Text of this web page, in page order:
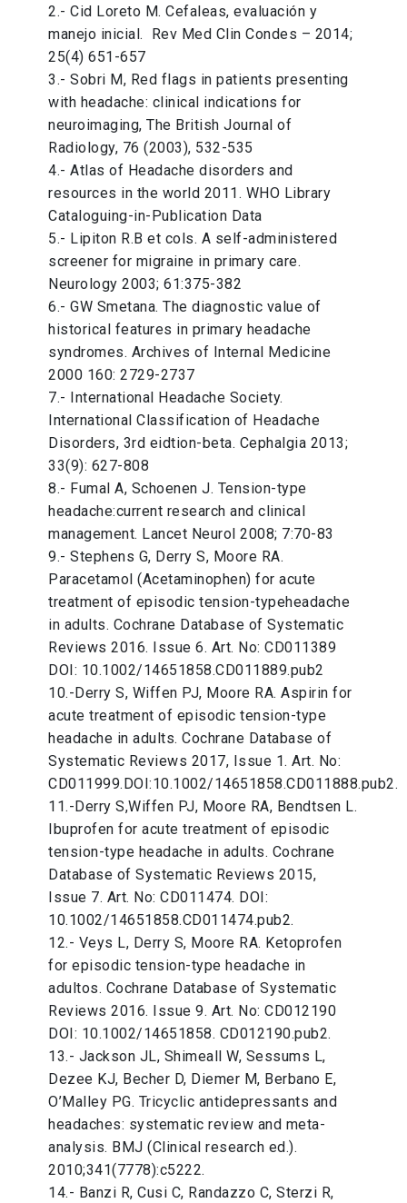
2.- Cid Loreto M. Cefaleas, evaluación y
manejo inicial. Rev Med Clin Condes – 2014;
25(4) 651-657
3.- Sobri M, Red flags in patients presenting
with headache: clinical indications for
neuroimaging, The British Journal of
Radiology, 76 (2003), 532-535
4.- Atlas of Headache disorders and
resources in the world 2011. WHO Library
Cataloguing-in-Publication Data
5.- Lipiton R.B et cols. A self-administered
screener for migraine in primary care.
Neurology 2003; 61:375-382
6.- GW Smetana. The diagnostic value of
historical features in primary headache
syndromes. Archives of Internal Medicine
2000 160: 2729-2737
7.- International Headache Society.
International Classification of Headache
Disorders, 3rd eidtion-beta. Cephalgia 2013;
33(9): 627-808
8.- Fumal A, Schoenen J. Tension-type
headache:current research and clinical
management. Lancet Neurol 2008; 7:70-83
9.- Stephens G, Derry S, Moore RA.
Paracetamol (Acetaminophen) for acute
treatment of episodic tension-typeheadache
in adults. Cochrane Database of Systematic
Reviews 2016. Issue 6. Art. No: CD011389
DOI: 10.1002/14651858.CD011889.pub2
10.-Derry S, Wiffen PJ, Moore RA. Aspirin for
acute treatment of episodic tension-type
headache in adults. Cochrane Database of
Systematic Reviews 2017, Issue 1. Art. No:
CD011999.DOI:10.1002/14651858.CD011888.pub2.
11.-Derry S,Wiffen PJ, Moore RA, Bendtsen L.
Ibuprofen for acute treatment of episodic
tension-type headache in adults. Cochrane
Database of Systematic Reviews 2015,
Issue 7. Art. No: CD011474. DOI:
10.1002/14651858.CD011474.pub2.
12.- Veys L, Derry S, Moore RA. Ketoprofen
for episodic tension-type headache in
adultos. Cochrane Database of Systematic
Reviews 2016. Issue 9. Art. No: CD012190
DOI: 10.1002/14651858. CD012190.pub2.
13.- Jackson JL, Shimeall W, Sessums L,
Dezee KJ, Becher D, Diemer M, Berbano E,
O’Malley PG. Tricyclic antidepressants and
headaches: systematic review and meta-
analysis. BMJ (Clinical research ed.).
2010;341(7778):c5222.
14.- Banzi R, Cusi C, Randazzo C, Sterzi R,